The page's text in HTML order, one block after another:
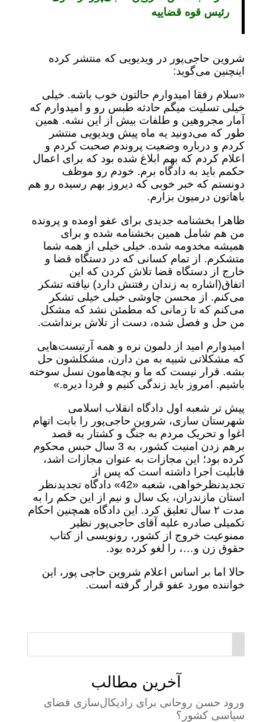
رئیس قوه قضاییه
شروین حاجی‌پور در ویدیویی که منتشر کرده
اینچنین می‌گوید:
«سلام رفقا امیدوارم حالتون خوب باشه. خیلی
خیلی تسلیت میگم حادثه طبس رو و امیدوارم که
آمار مجروهین و طلفات بیش از این نشه. همین
طور که می‌دونید یه ماه پیش ویدیویی منتشر
کردم و درباره وضعیت پروندم صحبت کردم و
اعلام کردم که بهم ابلاغ شده بود که برای اعمال
حکمم باید به دادگاه برم. خودم رو موظف
دونستم که خبر خوبی که دیروز بهم رسیده رو هم
باهاتون درمیون بزارم.
ظاهرا بخشنامه جدیدی برای عفو اومده و پرونده
من هم شامل همین بخشنامه شده و برای
همیشه مخدومه شده. خیلی خیلی از همه شما
متشکرم. از تمام کسانی که در دستگاه قضا و
خارج از دستگاه قضا تلاش کردن که این
اتفاق(اشاره به زندان رفتنش دارد) نیافته تشکر
می‌کنم. از محسن چاوشی خیلی خیلی تشکر
می‌کنم که تا زمانی که مطمئن نشد که مشکل
من حل و فصل شده، دست از تلاش برنداشت.
امیدوارم امید از دلمون نره و همه آرتیست‌هایی
که مشکلاتی شبیه به من دارن، مشکلشون حل
بشه. قرار نیست که ما و بچه‌هامون نسل سوخته
باشیم. امروز باید زندگی کنیم و فردا دیره.»
پیش تر شعبه اول دادگاه انقلاب اسلامى
شهرستان ساری، شروین حاجی‌پور را بابت اتهام
اغوا و تحریک مردم به جنگ و کشتار به قصد
برهم زدن امنیت کشور، به 3 سال حبس محکوم
کرده بود؛ این مجازات به عنوان مجازات اشد،
قابلیت اجرا داشته است که پس از
تجدیدنظرخواهى، شعبه «42» دادگاه تجدیدنظر
استان مازندران، یک سال و نیم از این حکم را به
مدت ٢ سال تعلیق کرد. این دادگاه همچنین احکام
تکمیلی صادره علیه آقای حاجی‌پور نظیر
ممنوعیت خروج از کشور، رونویسی از کتاب
حقوق زن و…، را لغو کرده بود.
حالا اما بر اساس اعلام شروین حاجی پور، این
خواننده مورد عفو قرار گرفته است.
آخرین مطالب
ورود حسن روحانی برای رادیکال‌سازی فضای
سیاسی کشور؟